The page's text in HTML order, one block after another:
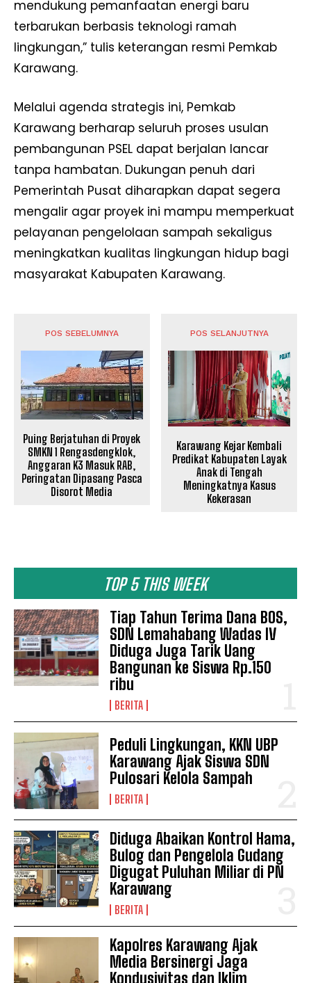
TOP 5 THIS WEEK
Tiap Tahun Terima Dana BOS,
SDN Lemahabang Wadas IV
Diduga Juga Tarik Uang
Bangunan ke Siswa Rp.150
ribu
BERITA
Peduli Lingkungan, KKN UBP
Karawang Ajak Siswa SDN
Pulosari Kelola Sampah
BERITA
Diduga Abaikan Kontrol Hama,
Bulog dan Pengelola Gudang
Digugat Puluhan Miliar di PN
Karawang
BERITA
Kapolres Karawang Ajak
Media Bersinergi Jaga
Kondusivitas dan Iklim
mendukung pemanfaatan energi baru
terbarukan berbasis teknologi ramah
lingkungan,” tulis keterangan resmi Pemkab
Karawang.
Melalui agenda strategis ini, Pemkab
Karawang berharap seluruh proses usulan
pembangunan PSEL dapat berjalan lancar
tanpa hambatan. Dukungan penuh dari
Pemerintah Pusat diharapkan dapat segera
mengalir agar proyek ini mampu memperkuat
pelayanan pengelolaan sampah sekaligus
meningkatkan kualitas lingkungan hidup bagi
masyarakat Kabupaten Karawang.
POS SEBELUMNYA
Puing Berjatuhan di Proyek
SMKN 1 Rengasdengklok,
Anggaran K3 Masuk RAB,
Peringatan Dipasang Pasca
Disorot Media
POS SELANJUTNYA
Karawang Kejar Kembali
Predikat Kabupaten Layak
Anak di Tengah
Meningkatnya Kasus
Kekerasan